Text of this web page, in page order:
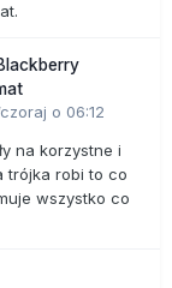
o 06:12
na korzystne i
trójka robi to co
wszystko co